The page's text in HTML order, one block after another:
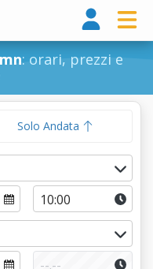
: orari, prezzi e
Solo Andata